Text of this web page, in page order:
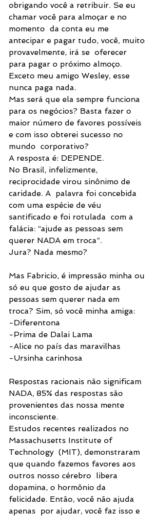
obrigando você a retribuir. Se eu
chamar você para almoçar e no
momento  da conta eu me
antecipar e pagar tudo, você, muito
provavelmente, irá se  oferecer
para pagar o próximo almoço.
Exceto meu amigo Wesley, esse
nunca paga nada.
Mas será que ela sempre funciona
para os negócios? Basta fazer o
maior número de favores possíveis
e com isso obterei sucesso no
mundo  corporativo?
A resposta é: DEPENDE.
No Brasil, infelizmente,
reciprocidade virou sinônimo de
caridade. A  palavra foi concebida
com uma espécie de véu
santificado e foi rotulada  com a
falácia: “ajude as pessoas sem
querer NADA em troca”.
Jura? Nada mesmo?
Mas Fabricio, é impressão minha ou
só eu que gosto de ajudar as
pessoas sem querer nada em
troca? Sim, só você minha amiga:
-Diferentona
-Prima de Dalai Lama
-Alice no país das maravilhas
-Ursinha carinhosa
Respostas racionais não significam
NADA, 85% das respostas são
provenientes das nossa mente
inconsciente.
Estudos recentes realizados no
Massachusetts Institute of
Technology  (MIT), demonstraram
que quando fazemos favores aos
outros nosso cérebro  libera
dopamina, o hormônio da
felicidade. Então, você não ajuda
apenas  por ajudar, você faz isso e